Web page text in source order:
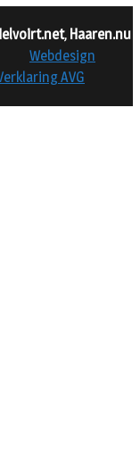
, Haaren.nu
Webdesign
AVG